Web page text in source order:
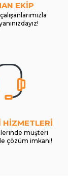
EKİP
HİZMETLERİ
müşteri
çözüm imkanı!